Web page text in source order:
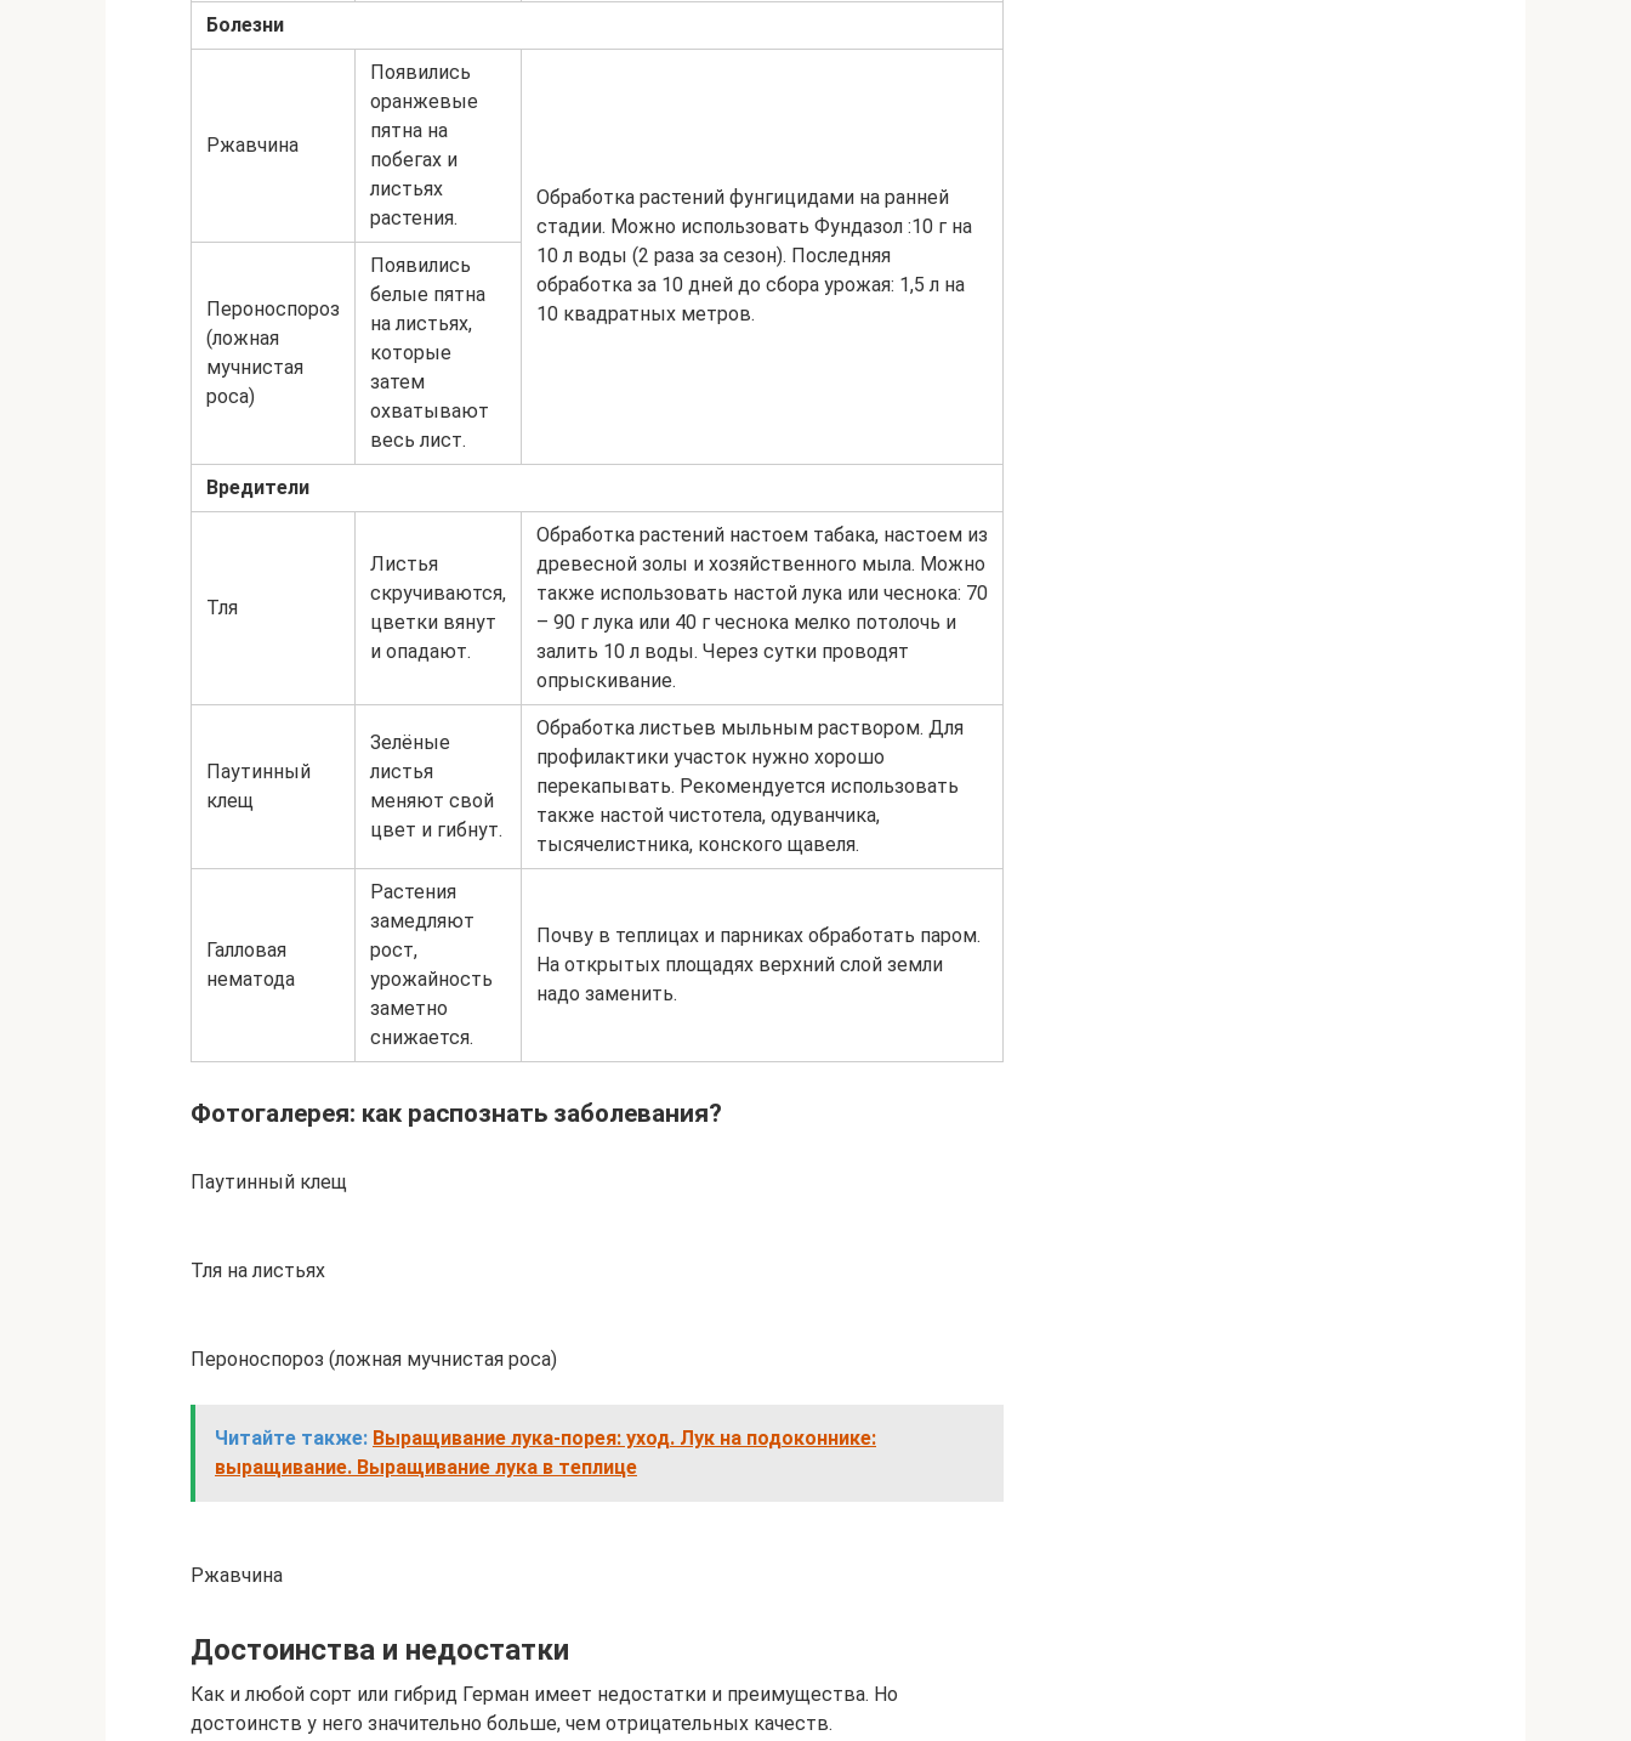
Болезни
Ржавчина
Появились
оранжевые
пятна на
побегах и
листьях
растения.
Обработка растений фунгицидами на ранней
стадии. Можно использовать Фундазол :10 г на
10 л воды (2 раза за сезон). Последняя
обработка за 10 дней до сбора урожая: 1,5 л на
10 квадратных метров.
Пероноспороз
(ложная
мучнистая
роса)
Появились
белые пятна
на листьях,
которые
затем
охватывают
весь лист.
Вредители
Тля
Листья
скручиваются,
цветки вянут
и опадают.
Обработка растений настоем табака, настоем из
древесной золы и хозяйственного мыла. Можно
также использовать настой лука или чеснока: 70
– 90 г лука или 40 г чеснока мелко потолочь и
залить 10 л воды. Через сутки проводят
опрыскивание.
Паутинный
клещ
Зелёные
листья
меняют свой
цвет и гибнут.
Обработка листьев мыльным раствором. Для
профилактики участок нужно хорошо
перекапывать. Рекомендуется использовать
также настой чистотела, одуванчика,
тысячелистника, конского щавеля.
Галловая
нематода
Растения
замедляют
рост,
урожайность
заметно
снижается.
Почву в теплицах и парниках обработать паром.
На открытых площадях верхний слой земли
надо заменить.
Фотогалерея: как распознать заболевания?
Паутинный клещ
Тля на листьях
Пероноспороз (ложная мучнистая роса)
Читайте также: Выращивание лука-порея: уход. Лук на подоконнике:
выращивание. Выращивание лука в теплице
Ржавчина
Достоинства и недостатки
Как и любой сорт или гибрид Герман имеет недостатки и преимущества. Но
достоинств у него значительно больше, чем отрицательных качеств.